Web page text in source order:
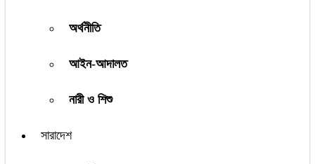
অর্থনীতি
আইন-আদালত
নারী ও শিশু
সারাদেশ